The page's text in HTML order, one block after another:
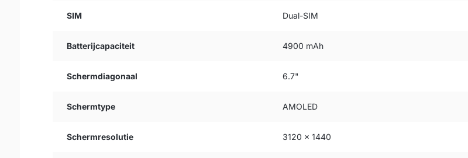
SIM Dual-SIM
Batterijcapaciteit 4900 mAh
Schermdiagonaal 6.7"
Schermtype AMOLED
Schermresolutie 3120 x 1440